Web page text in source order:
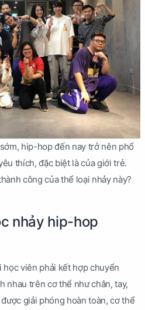
hip-hop đến nay trở nên phổ
thích, đặc biệt là của giới trẻ.
công của thể loại nhảy này?
nhảy hip-hop
viên phải kết hợp chuyển
nhau trên cơ thể như chân, tay,
giải phóng hoàn toàn, cơ thể